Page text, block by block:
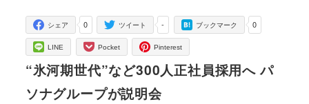
0
シェア -
ツイート 0
ブックマーク
LINE Pocket Pinterest
“氷河期世代”など300人正社員採用へ パ
ソナグループが説明会